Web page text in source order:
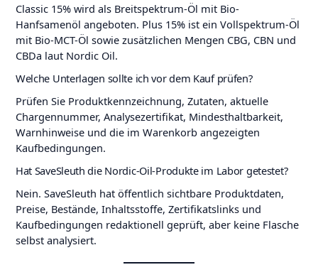
Classic 15% wird als Breitspektrum-Öl mit Bio-
Hanfsamenöl angeboten. Plus 15% ist ein Vollspektrum-Öl
mit Bio-MCT-Öl sowie zusätzlichen Mengen CBG, CBN und
CBDa laut Nordic Oil.
Welche Unterlagen sollte ich vor dem Kauf prüfen?
Prüfen Sie Produktkennzeichnung, Zutaten, aktuelle
Chargennummer, Analysezertifikat, Mindesthaltbarkeit,
Warnhinweise und die im Warenkorb angezeigten
Kaufbedingungen.
Hat SaveSleuth die Nordic-Oil-Produkte im Labor getestet?
Nein. SaveSleuth hat öffentlich sichtbare Produktdaten,
Preise, Bestände, Inhaltsstoffe, Zertifikatslinks und
Kaufbedingungen redaktionell geprüft, aber keine Flasche
selbst analysiert.